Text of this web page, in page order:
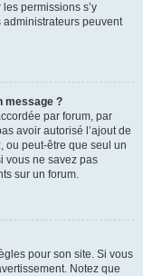
permissions s’y
peuvent
message ?
par forum, par
avoir autorisé l’ajout de
ou peut-être que seul un
vous ne savez pas
sur un forum.
pour son site. Si vous
Notez que